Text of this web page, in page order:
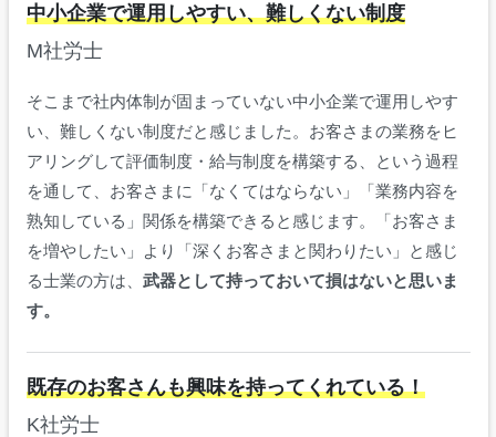
中小企業で運用しやすい、難しくない制度
M社労士
そこまで社内体制が固まっていない中小企業で運用しやす
い、難しくない制度だと感じました。お客さまの業務をヒ
アリングして評価制度・給与制度を構築する、という過程
を通して、お客さまに「なくてはならない」「業務内容を
熟知している」関係を構築できると感じます。「お客さま
を増やしたい」より「深くお客さまと関わりたい」と感じ
る士業の方は、 武器として持っておいて損はないと思いま
す。
既存のお客さんも興味を持ってくれている！
K社労士